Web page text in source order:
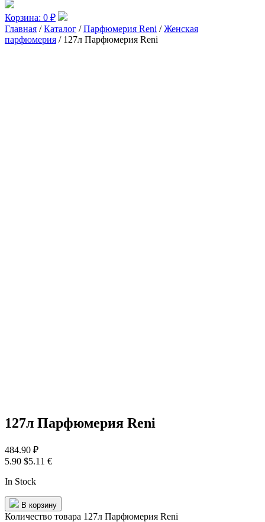
Корзина: 0 ₽
Главная /Каталог /Парфюмерия Reni /Женская
парфюмерия / 127л Парфюмерия Reni
127л Парфюмерия Reni
484.90 ₽
5.90 $5.11 €
In Stock
В корзину
Количество товара 127л Парфюмерия Reni